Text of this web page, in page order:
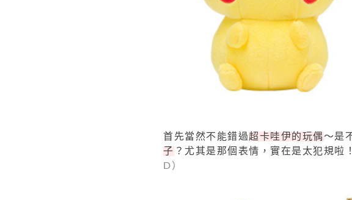
首先當然不能錯過超卡哇伊的玩偶 ～是
子 ？尤其是那個表情，實在是太犯規啦！
D）